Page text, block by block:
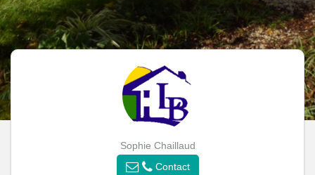
Sophie Chaillaud
Contact